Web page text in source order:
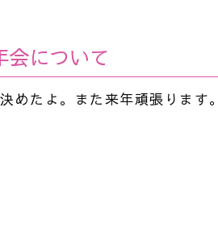
会について
めたよ。また来年頑張ります